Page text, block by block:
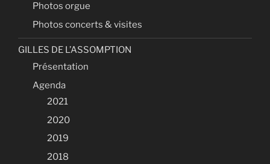
Photos orgue
Photos concerts & visites
GILLES DE L’ASSOMPTION
Présentation
Agenda
2021
2020
2019
2018